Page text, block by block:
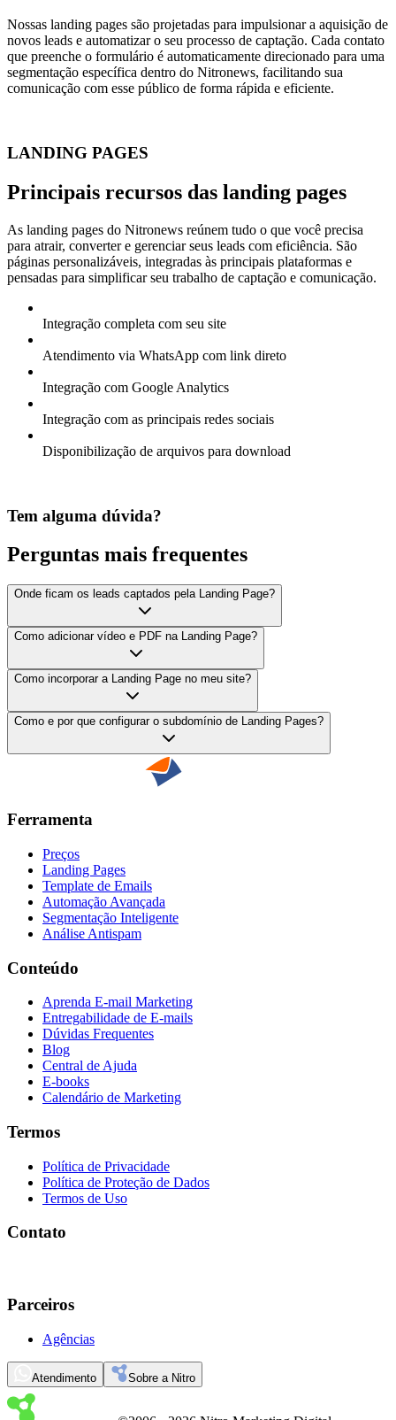
Nossas landing pages são projetadas para impulsionar a aquisição de
novos leads e automatizar o seu processo de captação. Cada contato
que preenche o formulário é automaticamente direcionado para uma
segmentação específica dentro do Nitronews, facilitando sua
comunicação com esse público de forma rápida e eficiente.
LANDING PAGES
Principais recursos das landing pages
As landing pages do Nitronews reúnem tudo o que você precisa
para atrair, converter e gerenciar seus leads com eficiência. São
páginas personalizáveis, integradas às principais plataformas e
pensadas para simplificar seu trabalho de captação e comunicação.
Integração completa com seu site
Atendimento via WhatsApp com link direto
Integração com Google Analytics
Integração com as principais redes sociais
Disponibilização de arquivos para download
Tem alguma dúvida?
Perguntas mais frequentes
Onde ficam os leads captados pela Landing Page?
Como adicionar vídeo e PDF na Landing Page?
Como incorporar a Landing Page no meu site?
Como e por que configurar o subdomínio de Landing Pages?
Ferramenta
Preços
Landing Pages
Template de Emails
Automação Avançada
Segmentação Inteligente
Análise Antispam
Conteúdo
Aprenda E-mail Marketing
Entregabilidade de E-mails
Dúvidas Frequentes
Blog
Central de Ajuda
E-books
Calendário de Marketing
Termos
Política de Privacidade
Política de Proteção de Dados
Termos de Uso
Contato
Parceiros
Agências
Atendimento Sobre a Nitro